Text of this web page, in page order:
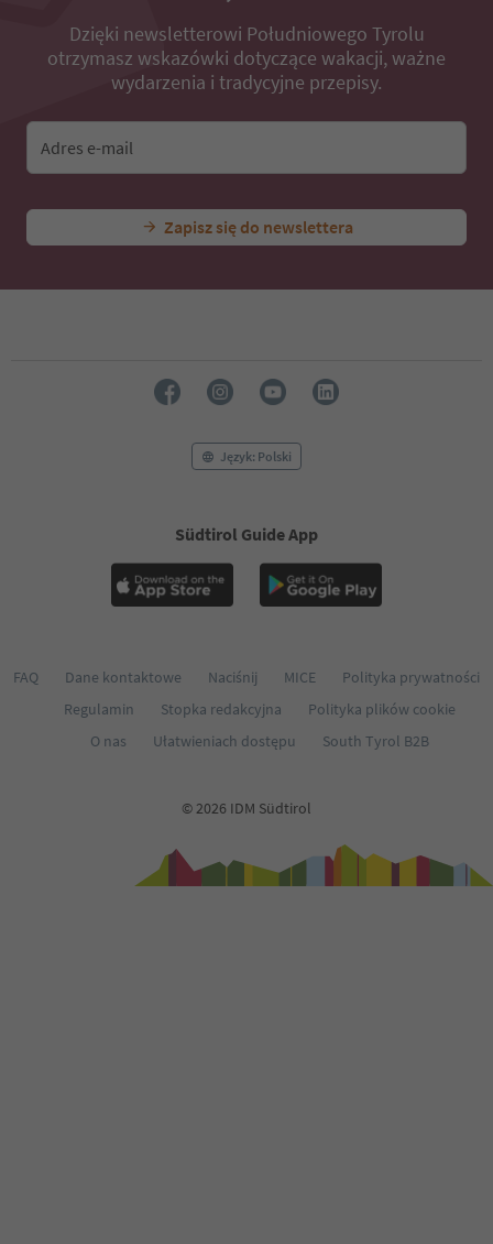
Dzięki newsletterowi Południowego Tyrolu
otrzymasz wskazówki dotyczące wakacji, ważne
wydarzenia i tradycyjne przepisy.
Adres e-mail
Zapisz się do newslettera
Język: Polski
Südtirol Guide App
FAQ Dane kontaktowe Naciśnij MICE
Polityka prywatności
Regulamin
Stopka redakcyjna
Polityka plików cookie
O nas
Ułatwieniach dostępu South Tyrol B2B
© 2026 IDM Südtirol